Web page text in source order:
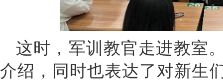
这时，军训教官走进教室
介绍，同时也表达了对新生